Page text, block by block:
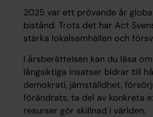
2025 var ett prövande år
bistånd. Trots det har Act
stärka lokalsamhällen och
I årsberättelsen kan du läsa
långsiktiga insatser bidrar till
demokrati, jämställdhet,
förändrats, ta del av konkreta
resurser gör skillnad i världen.